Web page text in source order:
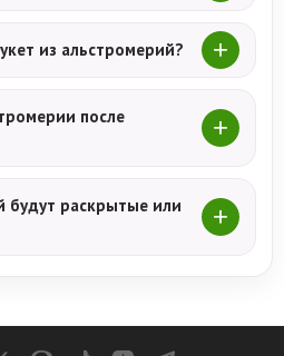
из альстромерий?
после
будут раскрытые или